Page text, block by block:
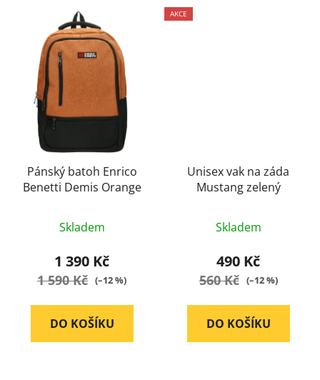
Pánský batoh Enrico
Benetti Demis Orange
hodnocení
produktu
je
5
Skladem
1 390 Kč
1 590 Kč (–12 %)
DO KOŠÍKU
AKCE
Unisex vak na záda
Mustang zelený
Skladem
490 Kč
560 Kč (–12 %)
DO KOŠÍKU